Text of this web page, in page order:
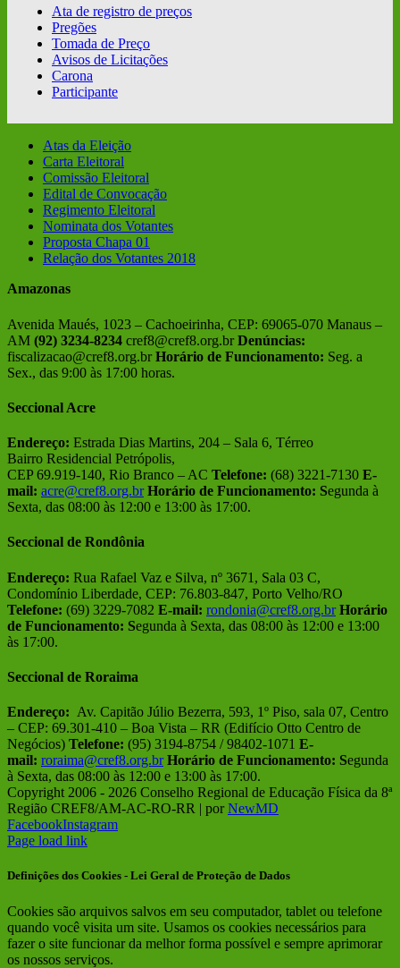
Ata de registro de preços
Pregões
Tomada de Preço
Avisos de Licitações
Carona
Participante
Atas da Eleição
Carta Eleitoral
Comissão Eleitoral
Edital de Convocação
Regimento Eleitoral
Nominata dos Votantes
Proposta Chapa 01
Relação dos Votantes 2018
Amazonas
Avenida Maués, 1023 – Cachoeirinha, CEP: 69065-070 Manaus –
AM (92) 3234-8234 cref8@cref8.org.br Denúncias:
fiscalizacao@cref8.org.br Horário de Funcionamento: Seg. a
Sex., das 9:00 às 17:00 horas.
Seccional Acre
Endereço: Estrada Dias Martins, 204 – Sala 6, Térreo
Bairro Residencial Petrópolis,
CEP 69.919-140, Rio Branco – AC Telefone: (68) 3221-7130 E-
mail: acre@cref8.org.br Horário de Funcionamento: Segunda à
Sexta, das 08:00 às 12:00 e 13:00 às 17:00.
Seccional de Rondônia
Endereço: Rua Rafael Vaz e Silva, nº 3671, Sala 03 C,
Condomínio Liberdade, CEP: 76.803-847, Porto Velho/RO
Telefone: (69) 3229-7082 E-mail: rondonia@cref8.org.br Horário
de Funcionamento: Segunda à Sexta, das 08:00 às 12:00 e 13:00
às 17:00.
Seccional de Roraima
Endereço: Av. Capitão Júlio Bezerra, 593, 1º Piso, sala 07, Centro
– CEP: 69.301-410 – Boa Vista – RR (Edifício Otto Centro de
Negócios) Telefone: (95) 3194-8754 / 98402-1071 E-
mail: roraima@cref8.org.br Horário de Funcionamento: Segunda
à Sexta, das 08:00 às 12:00 e 13:00 às 17:00.
Copyright 2006 - 2026 Conselho Regional de Educação Física da 8ª
Região CREF8/AM-AC-RO-RR | porNewMD
FacebookInstagram
Page load link
Definições dos Cookies - Lei Geral de Proteção de Dados
Cookies são arquivos salvos em seu computador, tablet ou telefone
quando você visita um site. Usamos os cookies necessários para
fazer o site funcionar da melhor forma possível e sempre aprimorar
os nossos serviços.